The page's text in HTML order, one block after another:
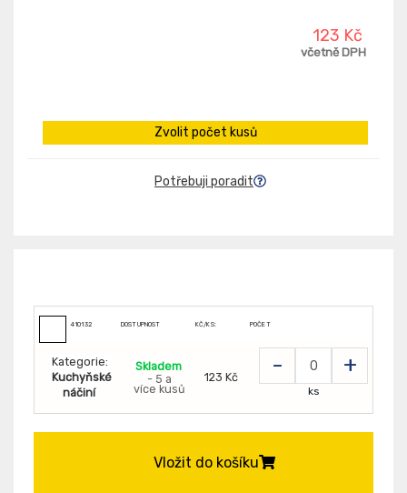
123 Kč
včetně DPH
Zvolit počet kusů
Potřebuji poradit
410132 DOSTUPNOST KČ/KS: POČET
Kategorie:
Kuchyňské
náčiní
Skladem
- 5 a
více kusů
123 Kč - +
ks
Vložit do košíku